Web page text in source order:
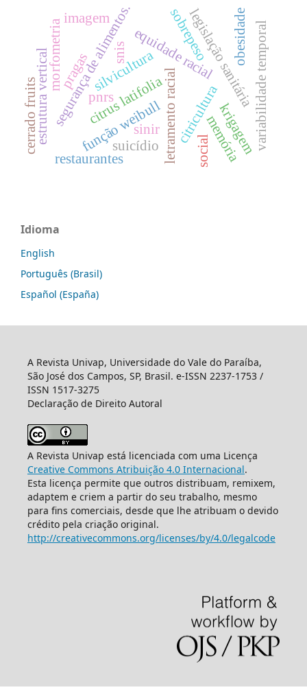
equidade racial
letramento racial
segurança de alimentos. legislação sanitária
citrus latifolia citricultura
pragas
morfometria
estrutura vertical função weibull
silvicultura
sobrepeso obesidade
krigagemvariabilidade temporal
cerrado fruits pnrs
snis
sinir memória
imagem
social
restaurantes
suicídio
Idioma
English
Português (Brasil)
Español (España)
A Revista Univap, Universidade do Vale do Paraíba,
São José dos Campos, SP, Brasil. e-ISSN 2237-1753 /
ISSN 1517-3275
Declaração de Direito Autoral
A Revista Univap está licenciada com uma Licença
Creative Commons Atribuição 4.0 Internacional.
Esta licença permite que outros distribuam, remixem,
adaptem e criem a partir do seu trabalho, mesmo
para fins comerciais, desde que lhe atribuam o devido
crédito pela criação original.
http://creativecommons.org/licenses/by/4.0/legalcode